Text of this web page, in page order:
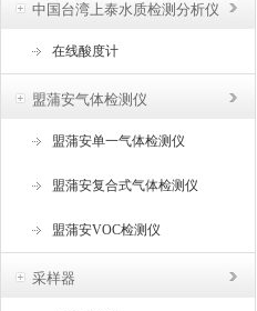
中国台湾上泰水质检测分析仪
在线酸度计
盟蒲安气体检测仪
盟蒲安单一气体检测仪
盟蒲安复合式气体检测仪
盟蒲安VOC检测仪
采样器